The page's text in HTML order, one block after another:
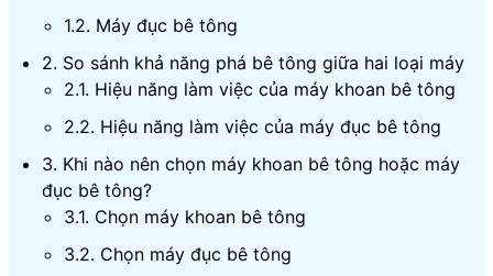
1.2. Máy đục bê tông
2. So sánh khả năng phá bê tông giữa hai loại máy
2.1. Hiệu năng làm việc của máy khoan bê tông
2.2. Hiệu năng làm việc của máy đục bê tông
3. Khi nào nên chọn máy khoan bê tông hoặc máy
đục bê tông?
3.1. Chọn máy khoan bê tông
3.2. Chọn máy đục bê tông